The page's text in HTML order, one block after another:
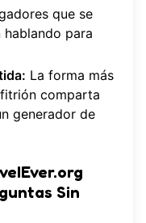
que se
hablando para
La forma más
comparta
generador de
Sin